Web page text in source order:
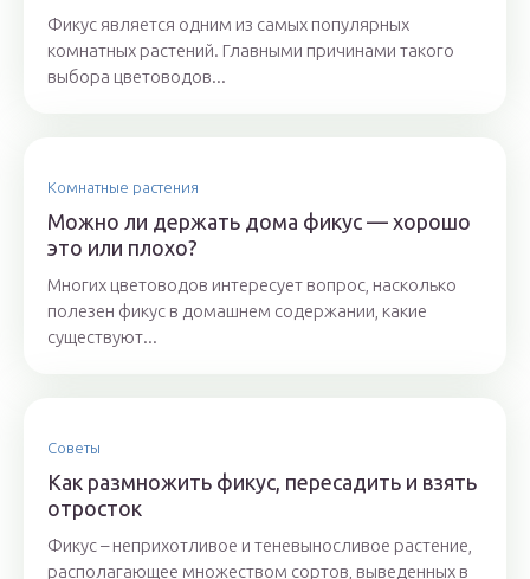
Фикус является одним из самых популярных
комнатных растений. Главными причинами такого
выбора цветоводов...
Комнатные растения
Можно ли держать дома фикус — хорошо
это или плохо?
Многих цветоводов интересует вопрос, насколько
полезен фикус в домашнем содержании, какие
существуют...
Советы
Как размножить фикус, пересадить и взять
отросток
Фикус – неприхотливое и теневыносливое растение,
располагающее множеством сортов, выведенных в